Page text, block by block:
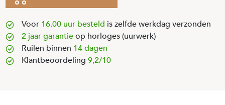
Voor 16.00 uur besteld is zelfde werkdag verzonden
2 jaar garantieop horloges (uurwerk)
Ruilen binnen 14 dagen
Klantbeoordeling 9,2/10